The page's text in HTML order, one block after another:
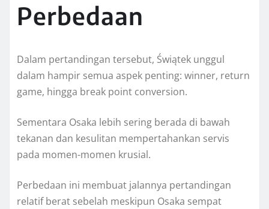
Perbedaan
Dalam pertandingan tersebut, Świątek unggul
dalam hampir semua aspek penting: winner, return
game, hingga break point conversion.
Sementara Osaka lebih sering berada di bawah
tekanan dan kesulitan mempertahankan servis
pada momen-momen krusial.
Perbedaan ini membuat jalannya pertandingan
relatif berat sebelah meskipun Osaka sempat